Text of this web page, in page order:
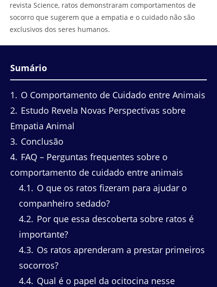
revista Science, ratos demonstraram comportamentos de
socorro que sugerem que a empatia e o cuidado não são
exclusivos dos seres humanos.
Sumário
1
O Comportamento de Cuidado entre Animais
2 Estudo Revela Novas Perspectivas sobre
Empatia Animal
3 Conclusão
4 FAQ – Perguntas frequentes sobre o
comportamento de cuidado entre animais
4.1
O que os ratos fizeram para ajudar o
companheiro sedado?
4.2 Por que essa descoberta sobre ratos é
importante?
4.3 Os ratos aprenderam a prestar primeiros
socorros?
4.4 Qual é o papel da ocitocina nesse